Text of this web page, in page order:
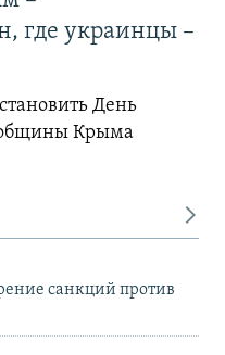
где украинцы –
День
Крыма
санкций против